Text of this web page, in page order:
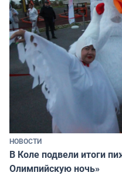
НОВОСТИ
В Коле подвели итоги
Олимпийскую ночь»